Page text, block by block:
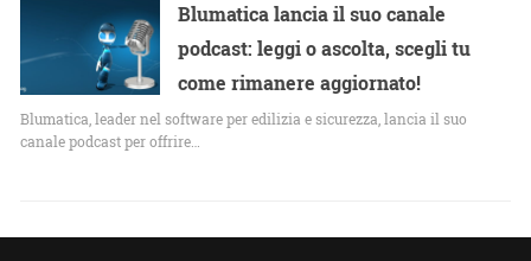
Blumatica lancia il suo canale
podcast: leggi o ascolta, scegli tu
come rimanere aggiornato!
Blumatica, leader nel software per edilizia e sicurezza, lancia il suo
canale podcast per offrire…